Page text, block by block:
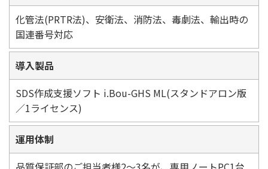
化管法(PRTR法)、安衛法、消防法、毒劇法、輸出時の
国連番号対応
導入製品
SDS作成支援ソフト i.Bou-GHS ML(スタンドアロン版
／1ライセンス)
運用体制